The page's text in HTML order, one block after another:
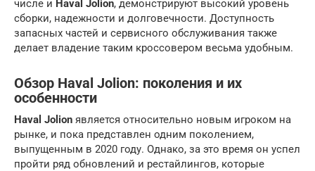
числе и Haval Jolion, демонстрируют высокий уровень
сборки, надежности и долговечности. Доступность
запасных частей и сервисного обслуживания также
делает владение таким кроссовером весьма удобным.
Обзор Haval Jolion: поколения и их
особенности
Haval Jolion является относительно новым игроком на
рынке, и пока представлен одним поколением,
выпущенным в 2020 году. Однако, за это время он успел
пройти ряд обновлений и рестайлингов, которые